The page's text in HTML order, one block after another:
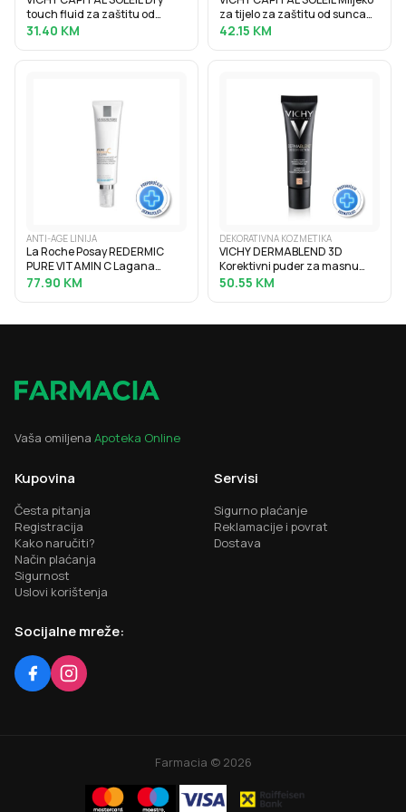
touch fluid za zaštitu od
sunca protiv masnoga sjaja
31.40 KM
za tijelo za zaštitu od sunca
SPF50+, obiteljsko pakiranje,
42.15 KM
ANTI-AGE LINIJA
La Roche Posay REDERMIC
PURE VITAMIN C Lagana
krema za korekciju bora i
77.90 KM
DEKORATIVNA KOZMETIKA
VICHY DERMABLEND 3D
Korektivni puder za masnu
kožu sklonu aknama s visokim
50.55 KM
Vaša omiljena Apoteka Online
Kupovina
Česta pitanja
Registracija
Kako naručiti?
Način plaćanja
Sigurnost
Uslovi korištenja
Servisi
Sigurno plaćanje
Reklamacije i povrat
Dostava
Socijalne mreže:
Farmacia © 2026